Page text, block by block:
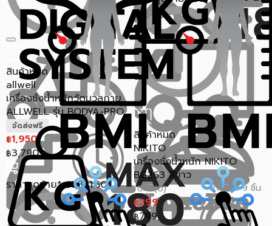
สินค้าหมด
allwell
เครื่องชั่งน้ำหนักวัดมวลกาย
ALLWELL รุ่น BODYA-PRO...
จัดส่งฟรี
฿1,950
฿3,790
ราคาสุดท้าย* ฿1,891.50
สินค้าหมด
NIKITO
เครื่องชั่งน้ำหนัก NIKITO
BG263 สีขาว
0.0 (0) ขายแล้ว 9 ชิ้น
฿299
฿799